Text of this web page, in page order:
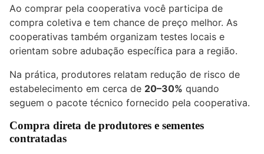
Ao comprar pela cooperativa você participa de
compra coletiva e tem chance de preço melhor. As
cooperativas também organizam testes locais e
orientam sobre adubação específica para a região.
Na prática, produtores relatam redução de risco de
estabelecimento em cerca de 20–30% quando
seguem o pacote técnico fornecido pela cooperativa.
Compra direta de produtores e sementes
contratadas